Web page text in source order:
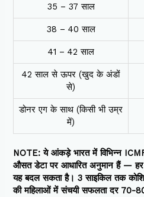
35 – 37 साल
38 – 40 साल
41 – 42 साल
42 साल से ऊपर (खुद के अंडों
से)
डोनर एग के साथ (किसी भी उम्र
में)
NOTE: ये आंकड़े भारत में विभिन्न
औसत डेटा पर आधारित अनुमान हैं —
यह बदल सकता है। 3 साइकिल तक
की महिलाओं में संचयी सफलता दर 70-